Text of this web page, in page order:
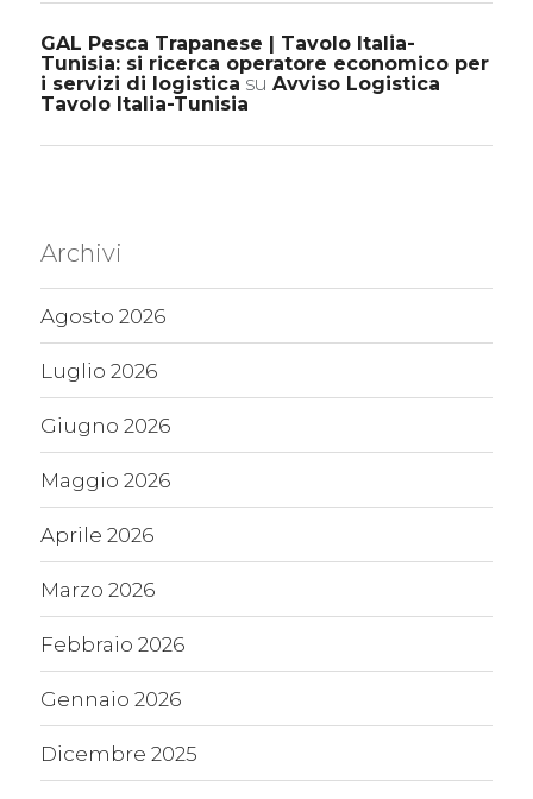
GAL Pesca Trapanese | Tavolo Italia-
Tunisia: si ricerca operatore economico per
i servizi di logistica su Avviso Logistica
Tavolo Italia-Tunisia
Archivi
Agosto 2026
Luglio 2026
Giugno 2026
Maggio 2026
Aprile 2026
Marzo 2026
Febbraio 2026
Gennaio 2026
Dicembre 2025